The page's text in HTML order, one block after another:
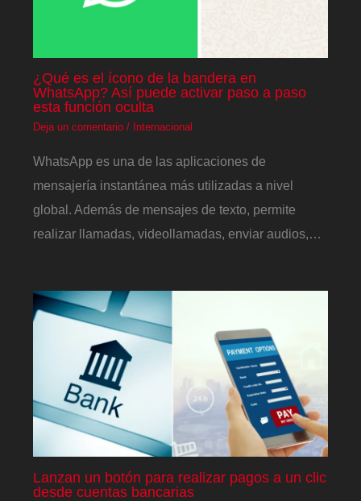
¿Qué es el ícono de la bandera en
WhatsApp? Así puede activar paso a paso
esta función oculta
Deja un comentario / Internacional
WhatsApp es una de las aplicaciones de
mensajería instantánea más utilizadas a nivel
global. Además de mensajes de texto, permite
realizar llamadas, videollamadas, enviar audios,…
Lanzan un botón para realizar pagos a un clic
desde cuentas bancarias